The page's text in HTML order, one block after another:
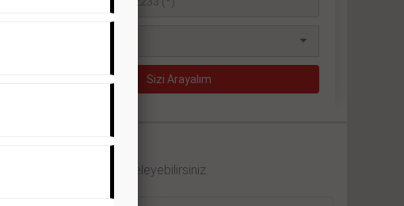
ilan örneklerini inceleyebilirsiniz.